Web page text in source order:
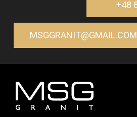
+48
MSGGRANIT@GMAIL.COM